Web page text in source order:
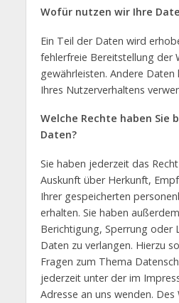
Wofür nutzen wir Ihre
Ein Teil der Daten wird
fehlerfreie Bereitstellung der
gewährleisten. Andere Daten
Ihres Nutzerverhaltens
Welche Rechte haben Sie
Daten?
Sie haben jederzeit das
Auskunft über Herkunft,
Ihrer gespeicherten
erhalten. Sie haben
Berichtigung, Sperrung oder
Daten zu verlangen. Hierzu
Fragen zum Thema
jederzeit unter der im
Adresse an uns wenden.